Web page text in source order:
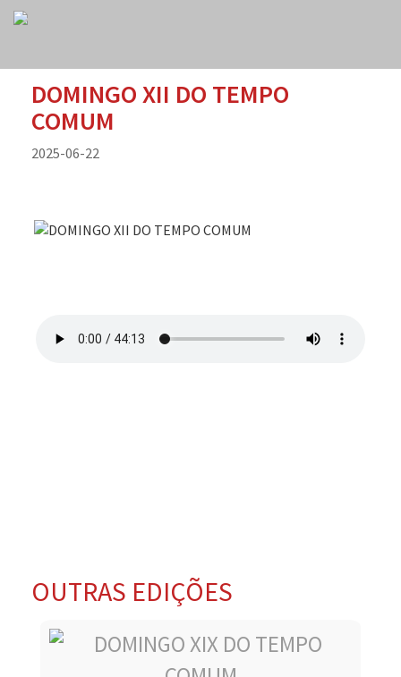
DOMINGO XII DO TEMPO
COMUM
2025-06-22
OUTRAS EDIÇÕES